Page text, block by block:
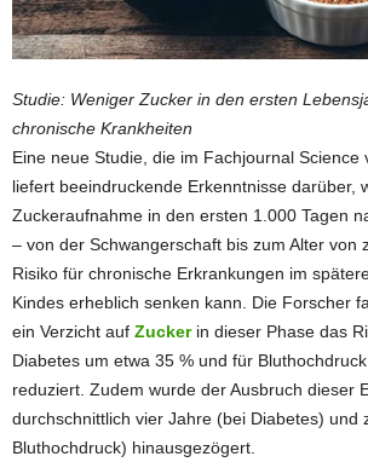
Studie: Weniger Zucker in den ersten
chronische Krankheiten
Eine neue Studie, die im Fachjournal Science
liefert beeindruckende Erkenntnisse darüber,
Zuckeraufnahme in den ersten 1.000 Tagen
– von der Schwangerschaft bis zum Alter von
Risiko für chronische Erkrankungen im
Kindes erheblich senken kann. Die Forscher
ein Verzicht auf Zucker in dieser Phase das
Diabetes um etwa 35 % und für
reduziert. Zudem wurde der Ausbruch dieser
durchschnittlich vier Jahre (bei Diabetes) und
Bluthochdruck) hinausgezögert.